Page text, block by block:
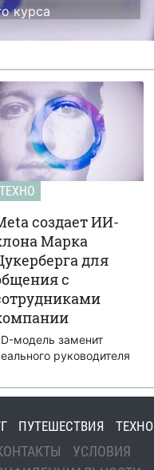
курса
ТЕХНО
создает ИИ-
Марка
для
с
модель заменит
руководителя
ПУТЕШЕСТВИЯ ТЕХНО
УСЛОВИЯ